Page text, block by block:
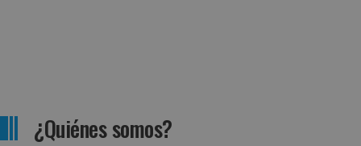
¿Quiénes somos?